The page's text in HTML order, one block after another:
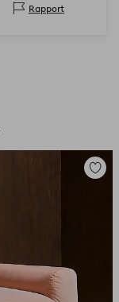
Rapport
Tilføj